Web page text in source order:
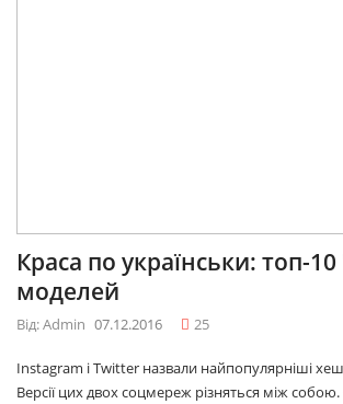
Краса по українськи: топ-
моделей
Від: Admin 07.12.2016 25
Instagram і Twitter назвали найпопулярніші
Версії цих двох соцмереж різняться між